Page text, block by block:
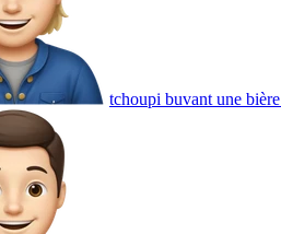
tchoupi buvant une bière